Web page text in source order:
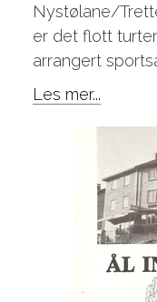
Nystølane/
er det flott
arrangert
Les mer...